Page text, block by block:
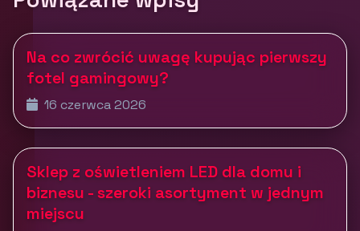
Na co zwrócić uwagę kupując pierwszy
fotel gamingowy?
16 czerwca 2026
Sklep z oświetleniem LED dla domu i
biznesu - szeroki asortyment w jednym
miejscu